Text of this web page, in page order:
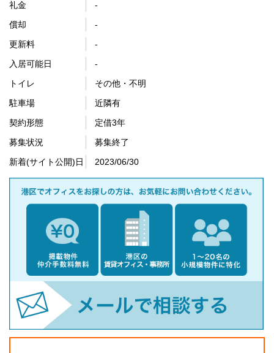
礼金
-
償却
-
更新料
-
入居可能日
-
トイレ
その他・不明
駐車場
近隣有
契約形態
定借3年
募集状況
募集終了
新着(サイト公開)日
2023/06/30